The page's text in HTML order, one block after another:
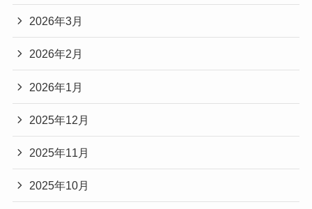
2026年3月
2026年2月
2026年1月
2025年12月
2025年11月
2025年10月